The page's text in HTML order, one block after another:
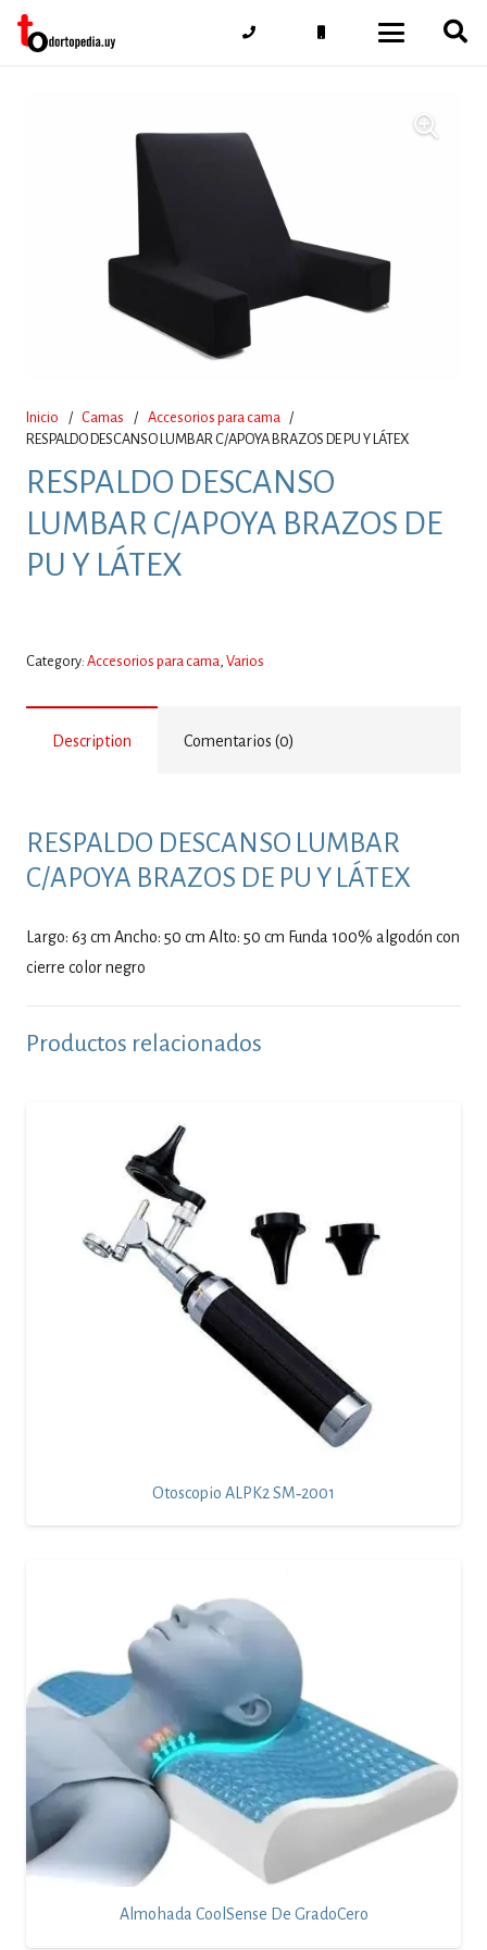
Inicio / Camas / Accesorios para cama
/
RESPALDO DESCANSO LUMBAR C/APOYA BRAZOS DE PU Y LÁTEX
RESPALDO DESCANSO
LUMBAR C/APOYA BRAZOS DE
PU Y LÁTEX
Category: Accesorios para cama , Varios
Description Comentarios (0)
RESPALDO DESCANSO LUMBAR
C/APOYA BRAZOS DE PU Y LÁTEX
Largo: 63 cm Ancho: 50 cm Alto: 50 cm Funda 100% algodón con
cierre color negro
Productos relacionados
Otoscopio ALPK2 SM‑2001
Almohada CoolSense De GradoCero